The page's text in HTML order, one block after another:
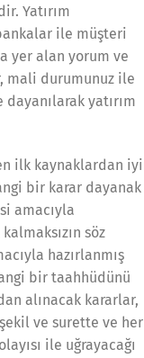
Yatırım
ile müşteri
yer alan yorum ve
mali durumunuz ile
yatırım
ilk kaynaklardan iyi
bir karar dayanak
amacıyla
söz
hazırlanmış
bir taahhüdünü
alınacak kararlar,
ve surette ve her
ile uğrayacağı